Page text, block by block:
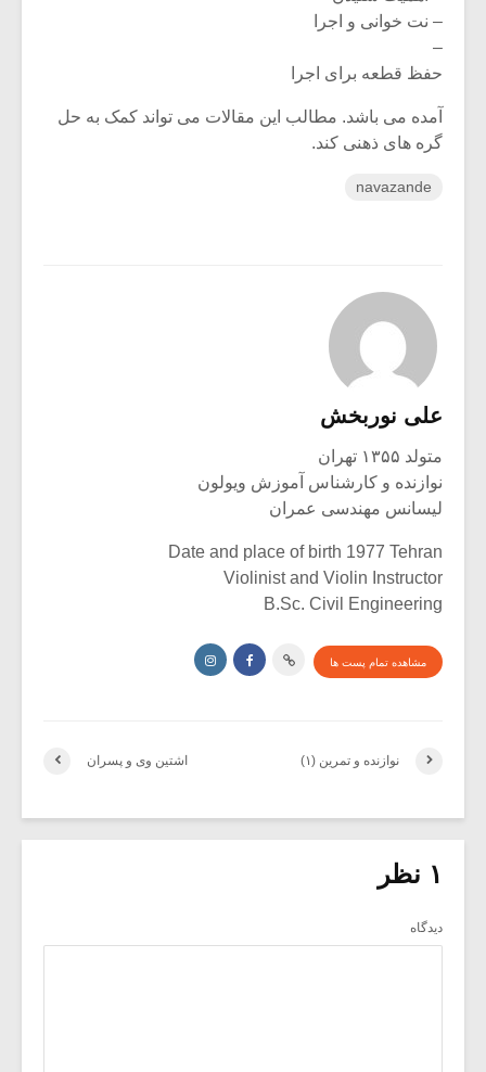
– نت خوانی و اجرا
–
حفظ قطعه برای اجرا
آمده می باشد. مطالب این مقالات می تواند کمک به حل
گره های ذهنی کند.
navazande
علی نوربخش
متولد ۱۳۵۵ تهران
نوازنده و کارشناس آموزش ویولون
لیسانس مهندسی عمران
Date and place of birth 1977 Tehran
Violinist and Violin Instructor
B.Sc. Civil Engineering
مشاهده تمام پست ها
اشتین وی و پسران نوازنده و تمرین (۱)
۱ نظر
دیدگاه